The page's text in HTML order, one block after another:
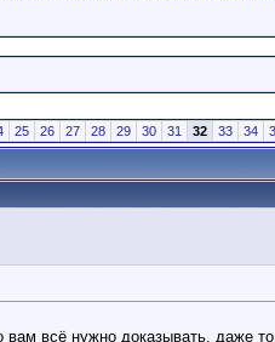
25 26 27 28 29 30 31 32 33 34
всё нужно доказывать, даже